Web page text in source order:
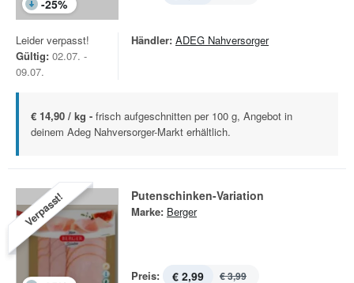
-25%
Leider verpasst!
Gültig: 02.07. -
09.07.
Händler: ADEG Nahversorger
€ 14,90 / kg - frisch aufgeschnitten per 100 g, Angebot in
deinem Adeg Nahversorger-Markt erhältlich.
Verpasst! Putenschinken-Variation
Marke: Berger
Preis: € 2,99 € 3,99